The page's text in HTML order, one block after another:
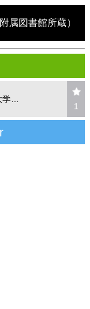
属図書館所蔵）
1